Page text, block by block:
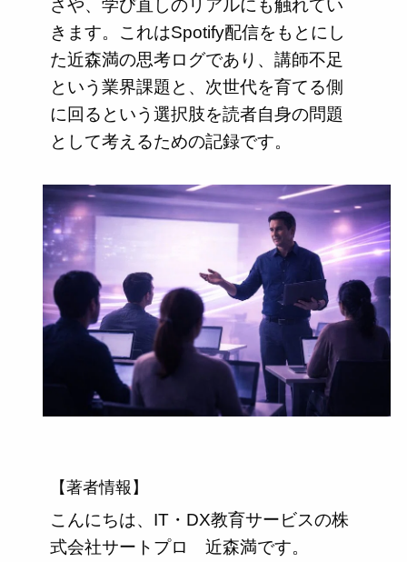
さや、学び直しのリアルにも触れてい
きます。これはSpotify配信をもとにし
た近森満の思考ログであり、講師不足
という業界課題と、次世代を育てる側
に回るという選択肢を読者自身の問題
として考えるための記録です。
【著者情報】
こんにちは、IT・DX教育サービスの株
式会社サートプロ 近森満です。